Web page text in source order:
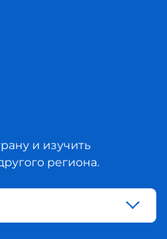
и изучить
региона.